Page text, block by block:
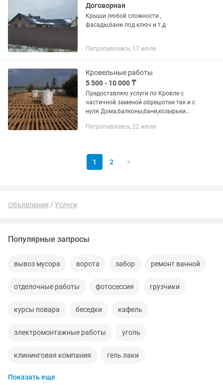
Договорная
Крыши любой сложности ,
фасады,бани под ключ и т.д
Петропавловск, 17 июля
Кровельные работы
5 500 - 10 000 ₸
Предоставляю услуги по Кровле с
частичной заменой обрешотки так и с
нуля Дома,балконы,бани,козырьки
работы покраска ,утепление швов с
Петропавловск, 22 июля
1 2
Объявления Услуги
Популярные запросы
вывоз мусора ворота забор ремонт ванной
отделочные работы фотосессия грузчики
курсы повара беседки кафель
электромонтажные работы уголь
клининговая компания гель лаки
наращивание волос
Показать еще